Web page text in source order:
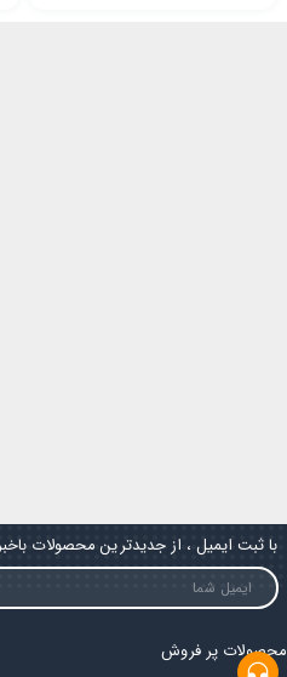
با ثبت ایمیل ، از جدیدترین محصولات
محصولات پر فروش